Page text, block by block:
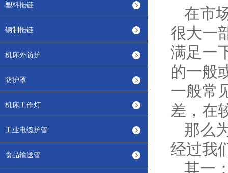
塑料拖链
钢制拖链
机床外防护
防护罩
机床工作灯
工业电缆护管
食品输送管
在市
很大一
满足一
的一般
一般常
差，在
那么
经过我
其一